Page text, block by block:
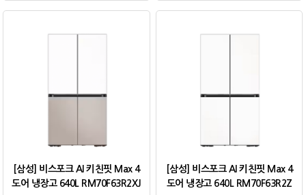
[삼성] 비스포크 AI 키친핏 Max 4
도어 냉장고 640L RM70F63R2XJ
[삼성] 비스포크 AI 키친핏 Max 4
도어 냉장고 640L RM70F63R2Z